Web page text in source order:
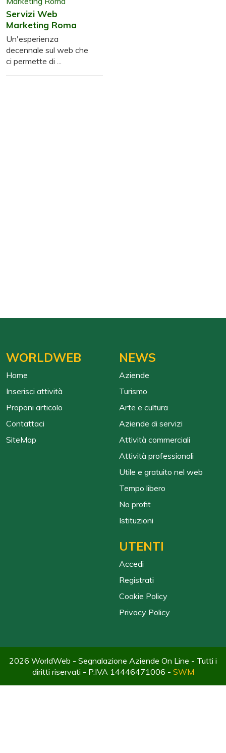
Servizi Web
Marketing Roma
Un'esperienza
decennale sul web che
ci permette di ...
WORLDWEB
Home
Inserisci attività
Proponi articolo
Contattaci
SiteMap
NEWS
Aziende
Turismo
Arte e cultura
Aziende di servizi
Attività commerciali
Attività professionali
Utile e gratuito nel web
Tempo libero
No profit
Istituzioni
UTENTI
Accedi
Registrati
Cookie Policy
Privacy Policy
2026 WorldWeb - Segnalazione Aziende On Line - Tutti i
diritti riservati - P.IVA 14446471006 - SWM